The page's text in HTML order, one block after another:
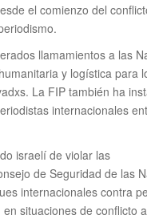
el comienzo del
llamamientos a las
y logística para
La FIP también ha
internacionales
israelí de violar las
de Seguridad de las
internacionales contra
situaciones de conflicto